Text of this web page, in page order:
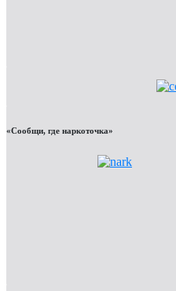
«Сообщи, где наркоточка»